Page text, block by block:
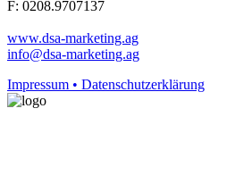
F: 0208.9707137
www.dsa-marketing.ag
info@dsa-marketing.ag
Impressum • Datenschutzerklärung